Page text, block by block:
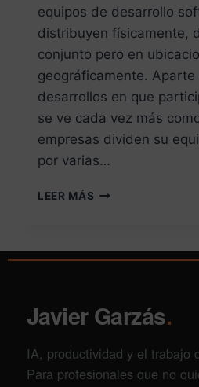
equipos de desarrollo
distribuyen físicamente,
conjunto pero en
geográficamente.
desarrollos en que
se ve cada vez más
empresas dividen su
por varias…
LEER MÁS
Javier Garzás.
IA, productividad y el trabajo
Para profesionales que no